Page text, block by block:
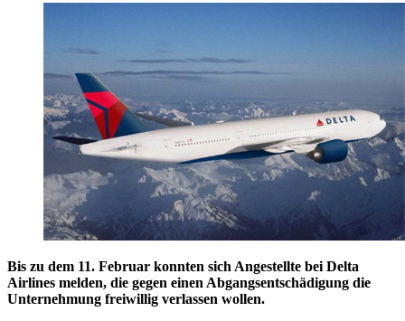
Bis zu dem 11. Februar konnten sich Angestellte bei Delta
Airlines melden, die gegen einen Abgangsentschädigung die
Unternehmung freiwillig verlassen wollen.